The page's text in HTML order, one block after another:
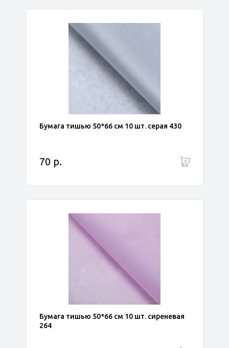
Бумага тишью 50*66 см 10 шт. серая 430
70 р.
Бумага тишью 50*66 см 10 шт. сиреневая
264